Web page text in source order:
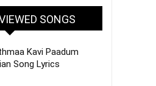
SONGS
Kavi Paadum
Song Lyrics